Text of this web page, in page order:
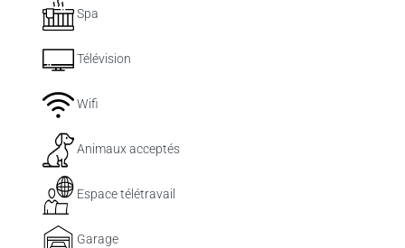
Spa
Télévision
Wifi
Animaux acceptés
Espace télétravail
Garage